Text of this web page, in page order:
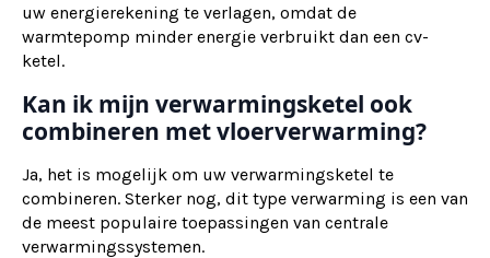
uw energierekening te verlagen, omdat de
warmtepomp minder energie verbruikt dan een cv-
ketel.
Kan ik mijn verwarmingsketel ook
combineren met vloerverwarming?
Ja, het is mogelijk om uw verwarmingsketel te
combineren. Sterker nog, dit type verwarming is een van
de meest populaire toepassingen van centrale
verwarmingssystemen.